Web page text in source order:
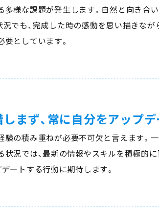
様な課題が発生します。自然と向き合
でも、完成した時の感動を思い描きな
としています。
まず、常に自分をアップ
の積み重ねが必要不可欠と言えます。
状況では、最新の情報やスキルを積極的
ートする行動に期待します。